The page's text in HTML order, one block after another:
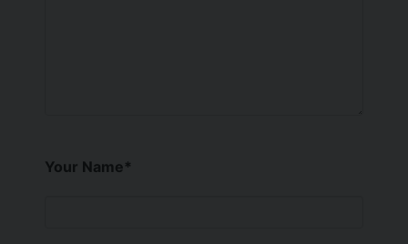
Your Name*